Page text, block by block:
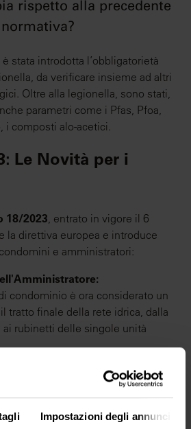
Impostazioni degli annunci
rispetto alla precedente
normativa?
stata introdotta l’obbligatorietà
da verificare insieme ad altri
Oltre alla legionella, sono stati,
parametri come i Pfas, Pfoa,
i composti alo-acetici.
Le Novità per i
18/2023, entrato in vigore il 6
la direttiva europea e introduce
e amministratori:
condominio è ora considerato un
tratto finale della rete idrica, dalla
rubinetti delle singole unità
l'
analisi delle acque potabili
idrico e al numero di unità